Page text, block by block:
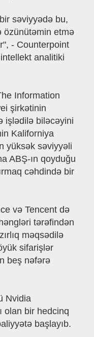
səviyyədə bu,
özünütəmin etmə
- Counterpoint
analitiki
Information
şirkətinin
işlədilə biləcəyini
Kaliforniya
yüksək səviyyəli
ABŞ-ın qoyduğu
cəhdində bir
və Tencent də
tərəfindən
məqsədilə
sifarişlər
beş nəfərə
Nvidia
olan bir hedcinq
başlayıb.